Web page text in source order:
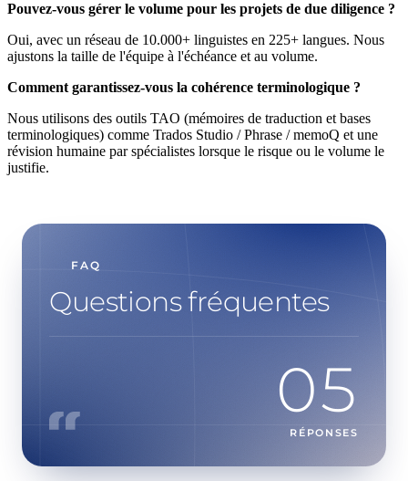
Pouvez-vous gérer le volume pour les projets de due diligence ?
Oui, avec un réseau de 10.000+ linguistes en 225+ langues. Nous
ajustons la taille de l'équipe à l'échéance et au volume.
Comment garantissez-vous la cohérence terminologique ?
Nous utilisons des outils TAO (mémoires de traduction et bases
terminologiques) comme Trados Studio / Phrase / memoQ et une
révision humaine par spécialistes lorsque le risque ou le volume le
justifie.
FAQ
Questions fréquentes
05
RÉPONSES